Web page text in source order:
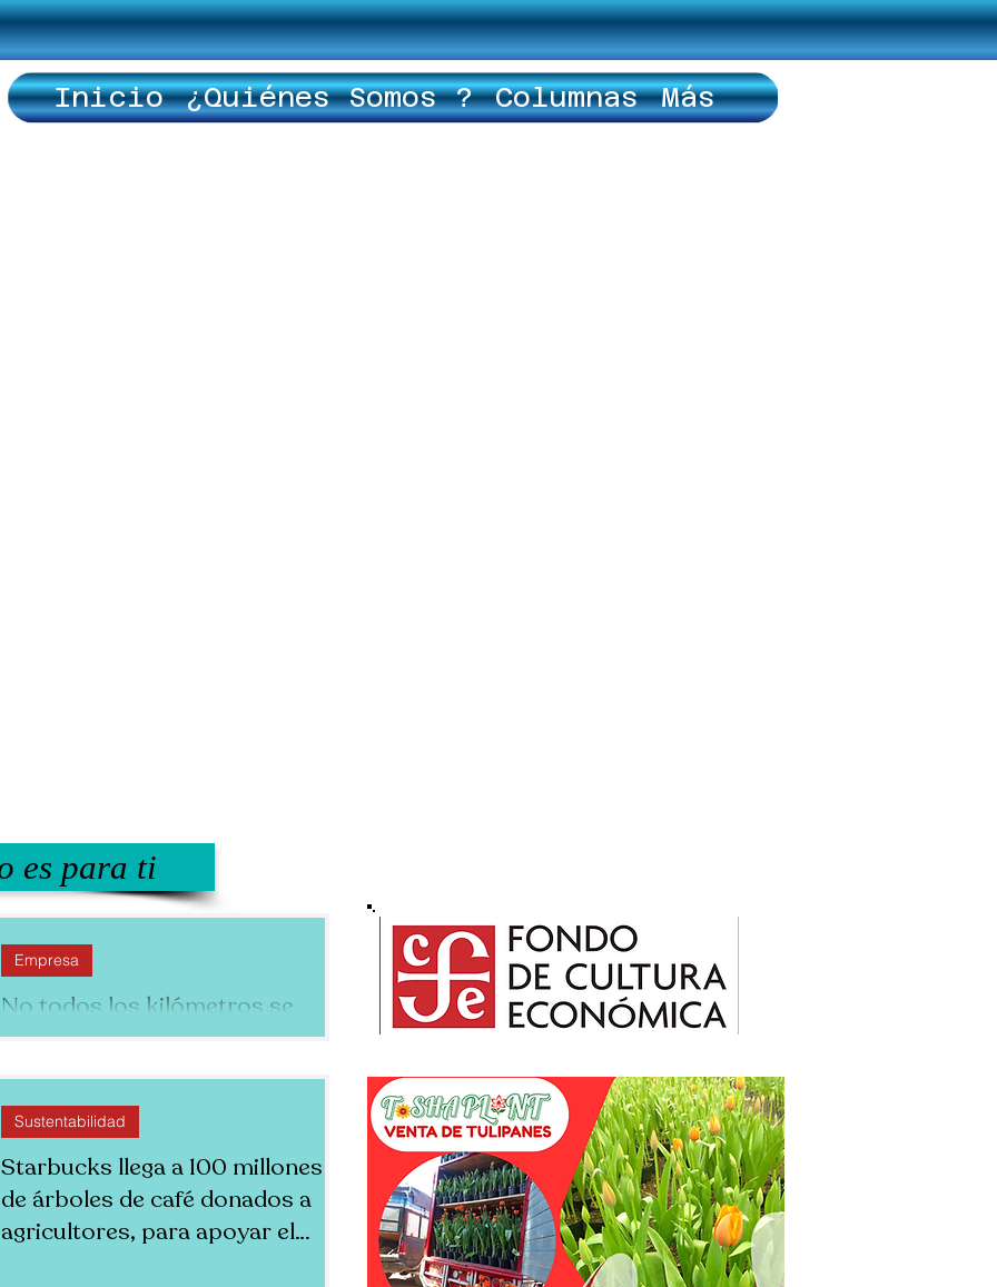
Inicio ¿Quiénes Somos ? Columnas Más
es para ti
No todos los kilómetros se
sienten igual: el ciclo menstrual
también influye en cómo
entrenamos
Empresa
Starbucks llega a 100 millones
de árboles de café donados a
agricultores, para apoyar el
Sustentabilidad